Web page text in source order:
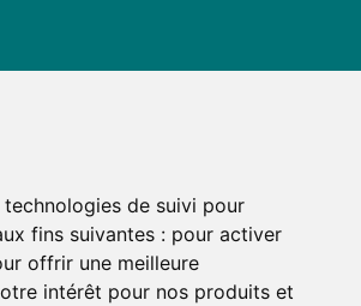
de suivi pour
fins suivantes : pour activer
offrir une meilleure
intérêt pour nos produits et